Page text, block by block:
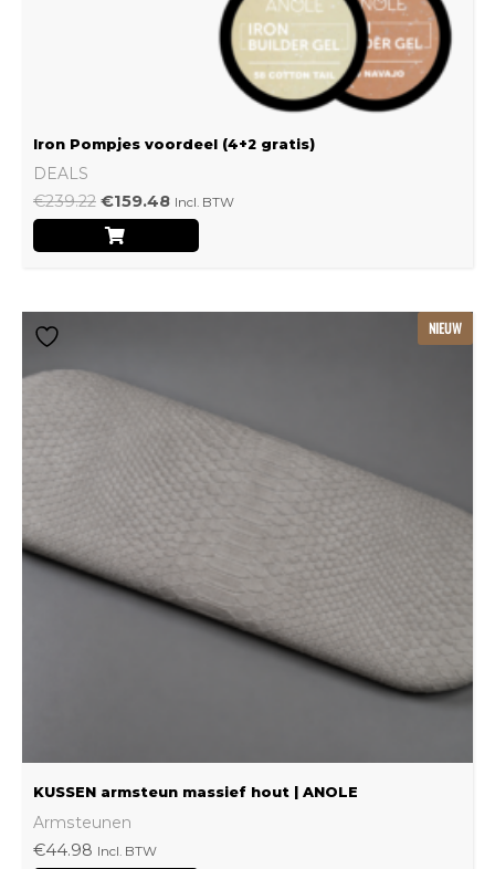
Iron Pompjes voordeel (4+2 gratis)
DEALS
€239.22 €159.48 Incl. BTW
NIEUW
KUSSEN armsteun massief hout | ANOLE
Armsteunen
€44.98 Incl. BTW
meerdere
variaties.
gekozen
worden